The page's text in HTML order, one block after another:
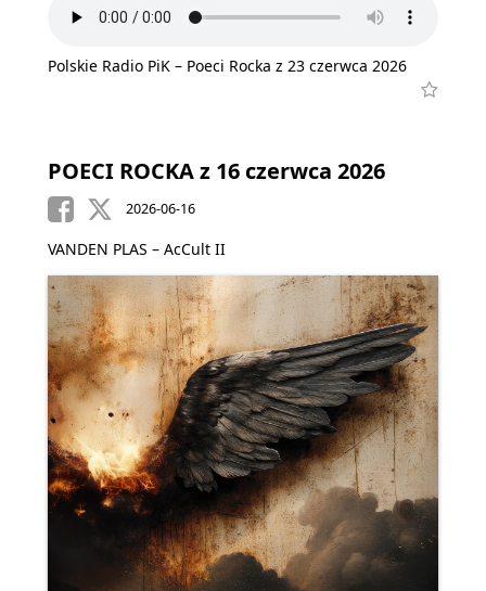
Polskie Radio PiK – Poeci Rocka z 23 czerwca 2026
POECI ROCKA z 16 czerwca 2026
2026-06-16
VANDEN PLAS – AcCult II